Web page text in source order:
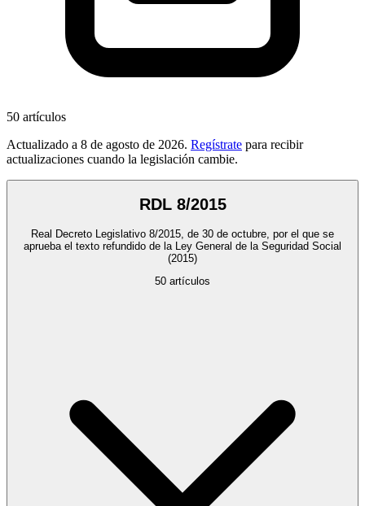
50 artículos
Actualizado a 8 de agosto de 2026. Regístrate para recibir
actualizaciones cuando la legislación cambie.
RDL 8/2015
Real Decreto Legislativo 8/2015, de 30 de octubre, por el que se
aprueba el texto refundido de la Ley General de la Seguridad Social
(2015)
50 artículos